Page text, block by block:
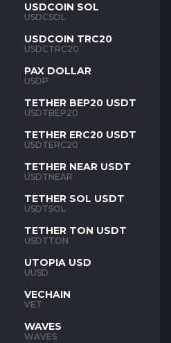
USDCOIN SOL
USDCSOL
USDCOIN TRC20
USDCTRC20
PAX DOLLAR
USDP
TETHER BEP20 USDT
USDTBEP20
TETHER ERC20 USDT
USDTERC20
TETHER NEAR USDT
USDTNEAR
TETHER SOL USDT
USDTSOL
TETHER TON USDT
USDTTON
UTOPIA USD
UUSD
VECHAIN
VET
WAVES
WAVES